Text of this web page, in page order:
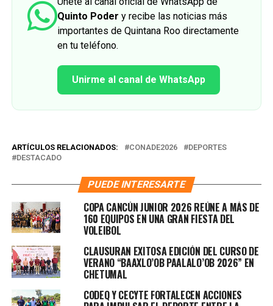
Quinto Poder y recibe las noticias más
importantes de Quintana Roo directamente
en tu teléfono.
Unirme al canal de WhatsApp
ARTÍCULOS RELACIONADOS: CONADE2026
DEPORTES
DESTACADO
PUEDE INTERESARTE
COPA CANCÚN JUNIOR 2026 REÚNE A MÁS DE
160 EQUIPOS EN UNA GRAN FIESTA DEL
VOLEIBOL
CLAUSURAN EXITOSA EDICIÓN DEL CURSO DE
VERANO “BAAXLO’OB PAALALO’OB 2026” EN
CHETUMAL
CODEQ Y CECYTE FORTALECEN ACCIONES